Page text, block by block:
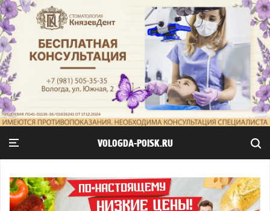
VOLOGDA-POISK.RU